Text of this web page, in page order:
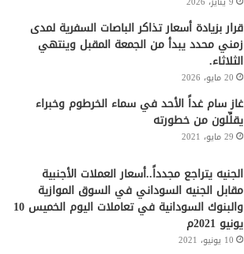
قرار بزيادة أسعار تذاكر الباصات السفرية لمدى
زمني محدد يبدأ من الجمعة المقبل وينتهي
الثلاثاء.
20 مايو، 2026
غاز سام غداً الأحد في سماء الخرطوم وخبراء
يقلِّلون من خطورته
29 مايو، 2021
الجنيه يتراجع مجدداً..أسعار العملات الأجنبية
مقابل الجنيه السوداني في السوق الموازية
والبنوك السودانية في تعاملات اليوم الخميس 10
يونيو 2021م
10 يونيو، 2021